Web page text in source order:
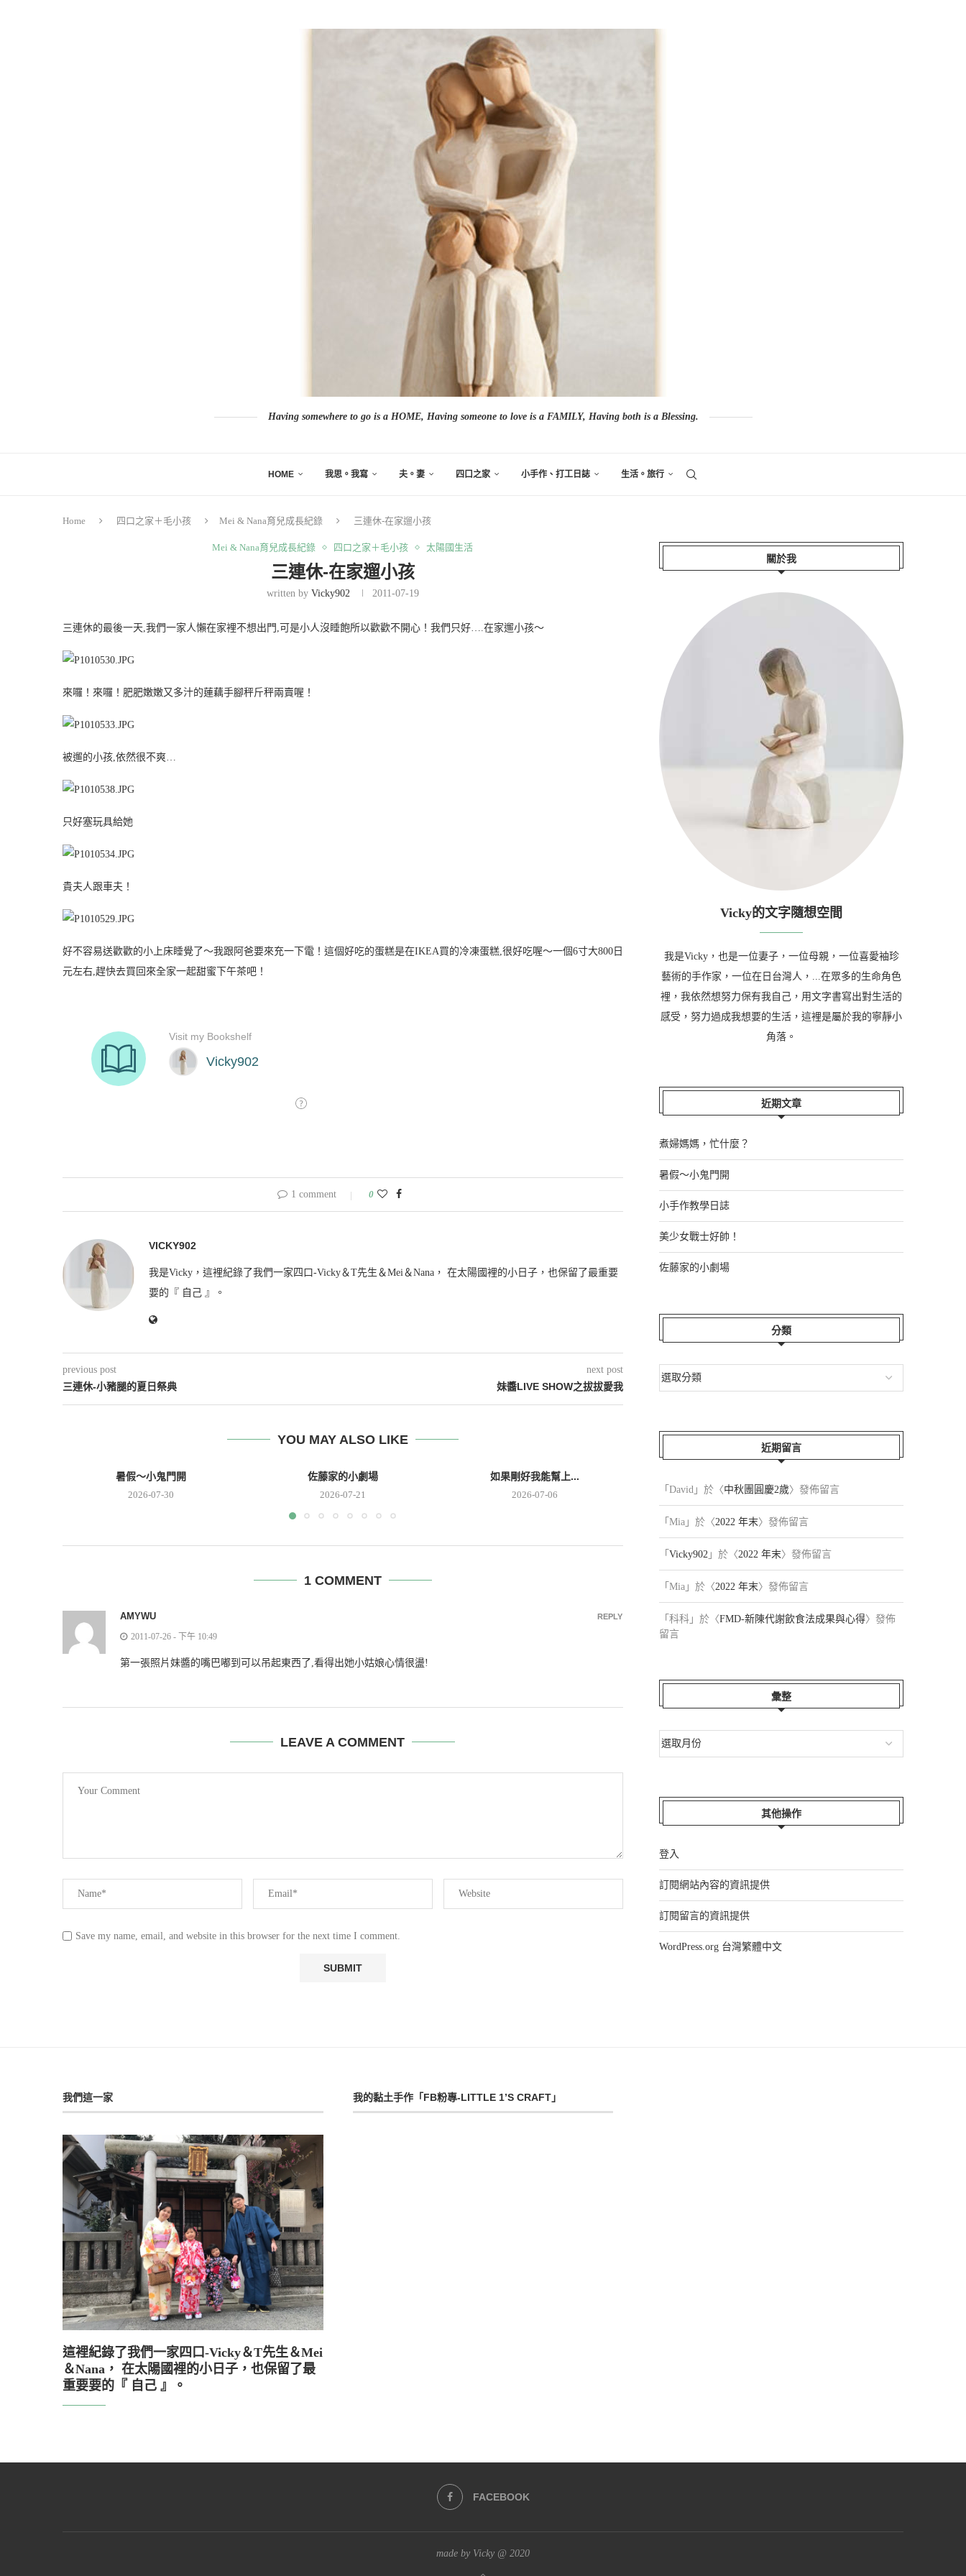
Having somewhere to go is a HOME, Having someone to love is a FAMILY, Having both is a Blessing.
HOME 我思。我寫 夫。妻 四口之家 小手作、打工日誌 生活。旅行
Home 四口之家＋毛小孩 Mei & Nana育兒成長紀錄 三連休-在家遛小孩
Mei & Nana育兒成長紀錄 四口之家＋毛小孩 太陽國生活
三連休-在家遛小孩
written by Vicky902 2011-07-19
三連休的最後一天,我們一家人懶在家裡不想出門,可是小人沒睡飽所以歡歡不開心！我們只好….在家遛小孩～
來囉！來囉！肥肥嫩嫩又多汁的蓮藕手腳秤斤秤兩賣喔！
被遛的小孩,依然很不爽…
只好塞玩具給她
貴夫人跟車夫！
好不容易送歡歡的小上床睡覺了～我跟阿爸要來充一下電！這個好吃的蛋糕是在IKEA買的冷凍蛋糕,很好吃喔～一個6寸大800日
元左右,趕快去買回來全家一起甜蜜下午茶吧！
1 comment 0
VICKY902
我是Vicky，這裡紀錄了我們一家四口-Vicky＆T先生＆Mei＆Nana， 在太陽國裡的小日子，也保留了最重要
要的『 自己 』。
previous post
三連休-小豬腿的夏日祭典
next post
妹醬LIVE SHOW之拔拔愛我
YOU MAY ALSO LIKE
暑假～小鬼門開
2026-07-30
佐藤家的小劇場
2026-07-21
如果剛好我能幫上...
2026-07-06 2026-06-22
1 COMMENT
AMYWU
2011-07-26 - 下午 10:49
第一張照片妹醬的嘴巴嘟到可以吊起東西了,看得出她小姑娘心情很盪!
REPLY
LEAVE A COMMENT
Save my name, email, and website in this browser for the next time I comment.
關於我
Vicky的文字隨想空間
我是Vicky，也是一位妻子，一位母親，一位喜愛袖珍
藝術的手作家，一位在日台灣人，...在眾多的生命角色
裡，我依然想努力保有我自己，用文字書寫出對生活的
感受，努力過成我想要的生活，這裡是屬於我的寧靜小
角落。
近期文章
煮婦媽媽，忙什麼？
暑假～小鬼門開
小手作教學日誌
美少女戰士好帥！
佐藤家的小劇場
分類
近期留言
「 David 」於〈中秋團圓慶2歲〉發佈留言
「 Mia 」於〈2022 年末〉發佈留言
「 Vicky902 」於〈2022 年末〉發佈留言
「 Mia 」於〈2022 年末〉發佈留言
「 科科 」於〈FMD-新陳代謝飲食法成果與心得〉發佈
留言
彙整
其他操作
登入
訂閱網站內容的資訊提供
訂閱留言的資訊提供
WordPress.org 台灣繁體中文
我們這一家
這裡紀錄了我們一家四口-Vicky＆T先生＆Mei
＆Nana， 在太陽國裡的小日子，也保留了最
重要要的『 自己 』。
我的黏土手作「FB粉專-LITTLE 1’S CRAFT」
FACEBOOK
made by Vicky @ 2020